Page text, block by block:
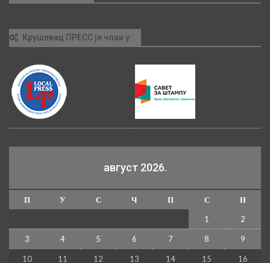
Крушевац ПРЕСС је члан у:
август 2026.
П У С Ч П С
Н
1
2
3 4 5 6 7 8 9
10 11 12 13 14 15 16